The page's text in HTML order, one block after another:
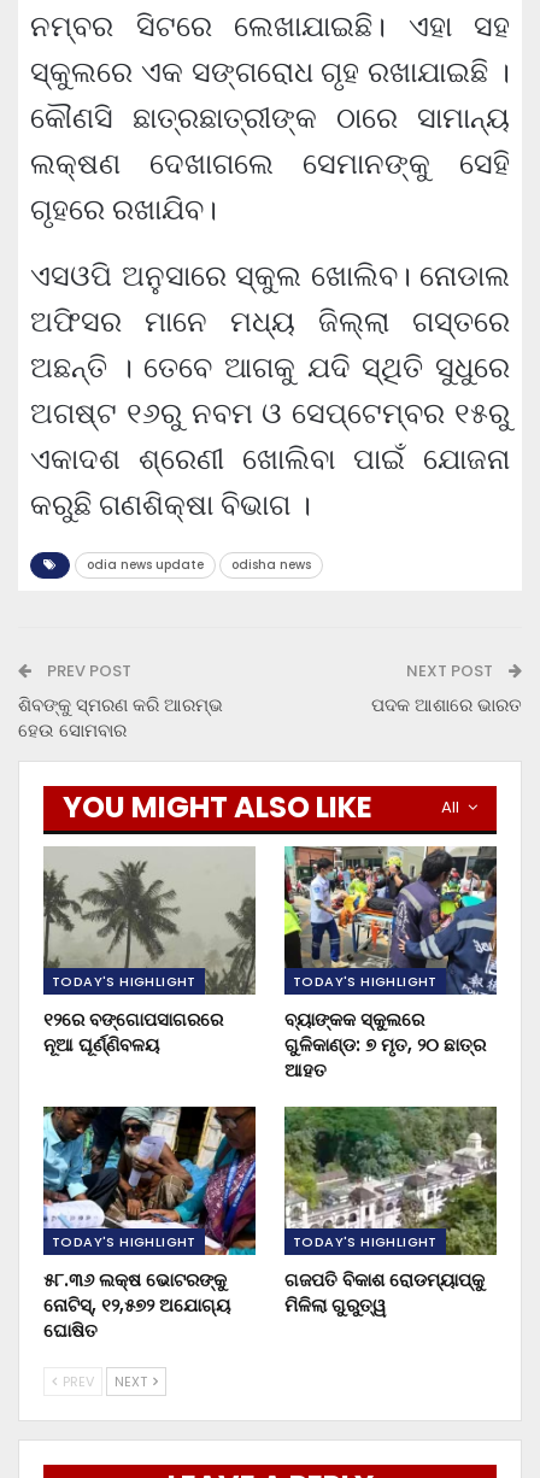
ନମ୍ବର ସିଟରେ ଲେଖାଯାଇଛି। ଏହା ସହ
ସ୍କୁଲରେ ଏକ ସଙ୍ଗରୋଧ ଗୃହ ରଖାଯାଇଛି ।
କୌଣସି ଛାତ୍ରଛାତ୍ରୀଙ୍କ ଠାରେ ସାମାନ୍ୟ
ଲକ୍ଷଣ ଦେଖାଗଲେ ସେମାନଙ୍କୁ ସେହି
ଗୃହରେ ରଖାଯିବ।
ଏସଓପି ଅନୁସାରେ ସ୍କୁଲ ଖୋଲିବ। ନୋଡାଲ
ଅଫିସର ମାନେ ମଧ୍ୟ ଜିଲ୍ଲା ଗସ୍ତରେ
ଅଛନ୍ତି । ତେବେ ଆଗକୁ ଯଦି ସ୍ଥିତି ସୁଧୁରେ
ଅଗଷ୍ଟ ୧୬ରୁ ନବମ ଓ ସେପ୍ଟେମ୍ବର ୧୫ରୁ
ଏକାଦଶ ଶ୍ରେଣୀ ଖୋଲିବା ପାଇଁ ଯୋଜନା
କରୁଛି ଗଣଶିକ୍ଷା ବିଭାଗ ।
odia news update odisha news
PREV POST
ଶିବଙ୍କୁ ସ୍ମରଣ କରି ଆରମ୍ଭ
ହେଉ ସୋମବାର
NEXT POST
ପଦକ ଆଶାରେ ଭାରତ
All
YOU MIGHT ALSO LIKE
TODAY'S HIGHLIGHT
୧୨ରେ ବଙ୍ଗୋପସାଗରରେ
ନୂଆ ଘୂର୍ଣ୍ଣିବଳୟ
TODAY'S HIGHLIGHT
ବ୍ୟାଙ୍କକ ସ୍କୁଲରେ
ଗୁଳିକାଣ୍ଡ: ୭ ମୃତ, ୨୦ ଛାତ୍ର
ଆହତ
TODAY'S HIGHLIGHT
୫୮.୩୬ ଲକ୍ଷ ଭୋଟରଙ୍କୁ
ନୋଟିସ୍‌, ୧୨,୫୭୨ ଅଯୋଗ୍ୟ
ଘୋଷିତ
TODAY'S HIGHLIGHT
ଗଜପତି ବିକାଶ ରୋଡମ୍ୟାପ୍‌କୁ
ମିଳିଲା ଗୁରୁତ୍ୱ
PREV NEXT